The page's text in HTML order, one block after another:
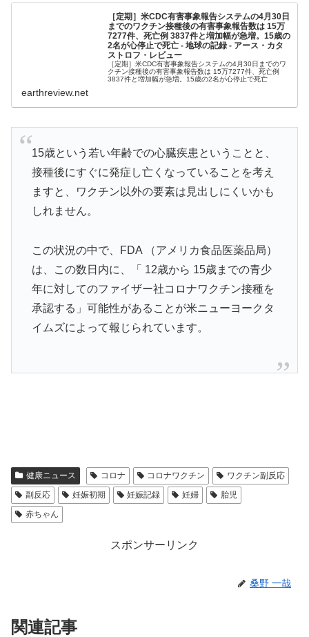
［定期］米CDC有害事象報告システムの4月30日
までのワクチン接種後の有害事象報告数は 15万
7277件、死亡例 3837件と増加幅が急増。15歳の
2名が心停止で死亡 - 地球の記録 - アース・カタ
ストロフ・レビュー
［定期］米CDC有害事象報告システムの4月30日までのワ
クチン接種後の有害事象報告数は 15万7277件、死亡例
3837件と増加幅が急増。15歳の2名が心停止で死亡
earthreview.net
15歳という若い年齢での心臓疾患ということと、
接種後にすぐに発症し亡くなっていることを考え
ますと、ワクチン以外の要素は見出しにくいかも
しれません。
この状況の中で、FDA （アメリカ食品医薬品局）
は、この数日内に、「 12歳から 15歳までの青少
年に対してのファイザー社コロナワクチン接種を
承認する」可能性があることが米ニューヨークタ
イムズによって報じられています。
健康ニュース コロナ コロナワクチン
ワクチン副反応
副反応
妊娠初期 妊娠記録 妊婦
胎児
赤ちゃん
スポンサーリンク
桑野 一哉
関連記事